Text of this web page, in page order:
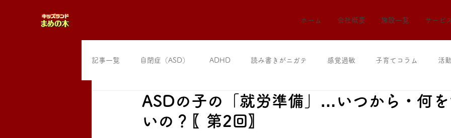
ホーム 会社概要 施設一覧 サービ
記事一覧 自閉症（ASD） ADHD 読み書きがニガテ 感覚過敏 子育てコラム 活
ASDの子の「就労準備」…いつから・何を
いの？〖第2回〗